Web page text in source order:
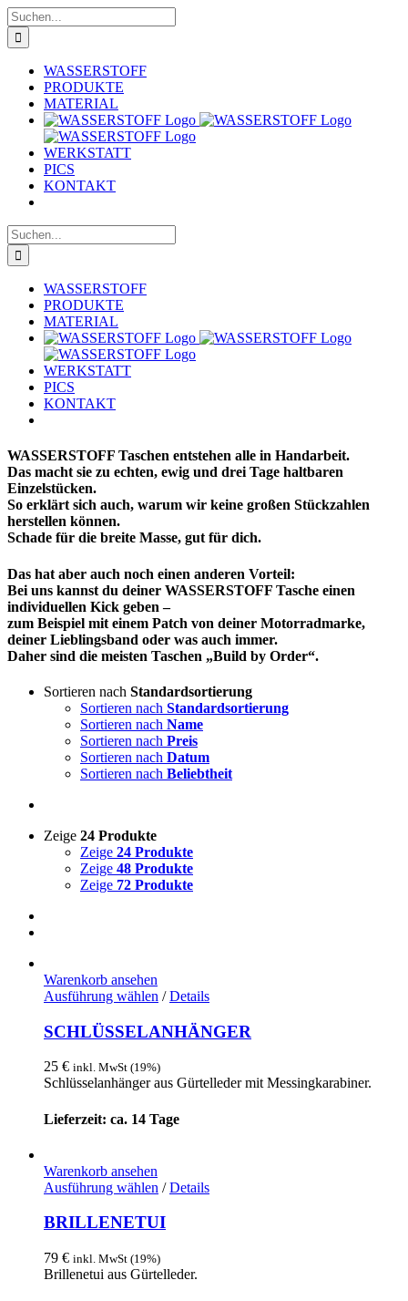
Zum
Inhalt
springen
Suche
nach:
WASSERSTOFF
PRODUKTE
MATERIAL
WERKSTATT
PICS
KONTAKT
Suche
nach:
WASSERSTOFF
PRODUKTE
MATERIAL
WERKSTATT
PICS
KONTAKT
WASSERSTOFF Taschen entstehen alle in Handarbeit.
Das macht sie zu echten, ewig und drei Tage haltbaren
Einzelstücken.
So erklärt sich auch, warum wir keine großen Stückzahlen
herstellen können.
Schade für die breite Masse, gut für dich.
Das hat aber auch noch einen anderen Vorteil:
Bei uns kannst du deiner WASSERSTOFF Tasche einen
individuellen Kick geben –
zum Beispiel mit einem Patch von deiner Motorradmarke,
deiner Lieblingsband oder was auch immer.
Daher sind die meisten Taschen „Build by Order“.
Sortieren nach Standardsortierung
Sortieren nach Standardsortierung
Sortieren nach Name
Sortieren nach Preis
Sortieren nach Datum
Sortieren nach Beliebtheit
Zeige 24 Produkte
Zeige 24 Produkte
Zeige 48 Produkte
Zeige 72 Produkte
Warenkorb ansehen
Ausführung wählen Dieses
weist
mehrere
auf.
können
gewählt
/ Details
SCHLÜSSELANHÄNGER
25 € inkl. MwSt (19%)
Schlüsselanhänger aus Gürtelleder mit Messingkarabiner.
Lieferzeit: ca. 14 Tage
Warenkorb ansehen
Ausführung wählen Dieses
weist
auf.
/ Details
BRILLENETUI
79 € inkl. MwSt (19%)
Brillenetui aus Gürtelleder.